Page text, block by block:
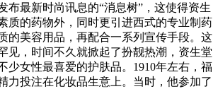
布最新时尚讯息的“消息树”，这使得资生
质的药物外，同时更引进西式的专业制药
的美容用品，再配合一系列宣传手段。这
见，时间不久就掀起了扮靓热潮，资生堂
少女性最喜爱的护肤品。1910年左右，福
力投注在化妆品生意上。当时，他参加了